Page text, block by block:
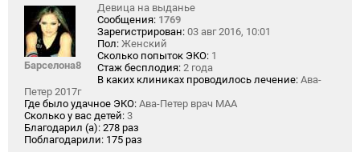
Барселона8
Девица на выданье
Сообщения: 1769
Зарегистрирован: 03 авг 2016, 10:01
Пол: Женский
Сколько попыток ЭКО: 1
Стаж бесплодия: 2 года
В каких клиниках проводилось лечение: Ава-
Петер 2017г
Где было удачное ЭКО: Ава-Петер врач МАА
Сколько у вас детей: 3
Благодарил (а): 278 раз
Поблагодарили: 175 раз